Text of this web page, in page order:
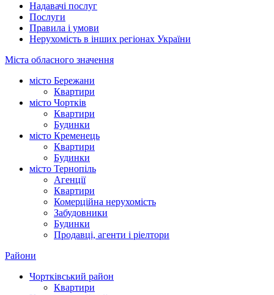
Надавачі послуг
Послуги
Правила і умови
Нерухомість в інших регіонах України
Міста обласного значення
місто Бережани
Квартири
місто Чортків
Квартири
Будинки
місто Кременець
Квартири
Будинки
місто Тернопіль
Агенції
Квартири
Комерційна нерухомість
Забудовники
Будинки
Продавці, агенти і ріелтори
Райони
Чортківський район
Квартири